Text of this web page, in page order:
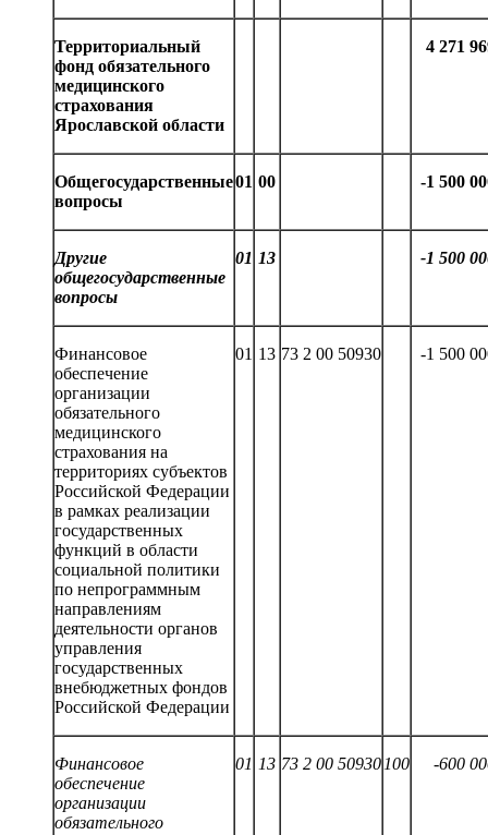
Территориальный
фонд обязательного
медицинского
страхования
Ярославской области
4 271
Общегосударственные
вопросы
01 00 -1 500
Другие
общегосударственные
вопросы
01 13 -1 500
Финансовое
обеспечение
организации
обязательного
медицинского
страхования на
территориях субъектов
Российской Федерации
в рамках реализации
государственных
функций в области
социальной политики
по непрограммным
направлениям
деятельности органов
управления
государственных
внебюджетных фондов
Российской Федерации
01 13 73 2 00 50930 -1 500
Финансовое
обеспечение
организации
обязательного
01 13 73 2 00 50930 100 -600